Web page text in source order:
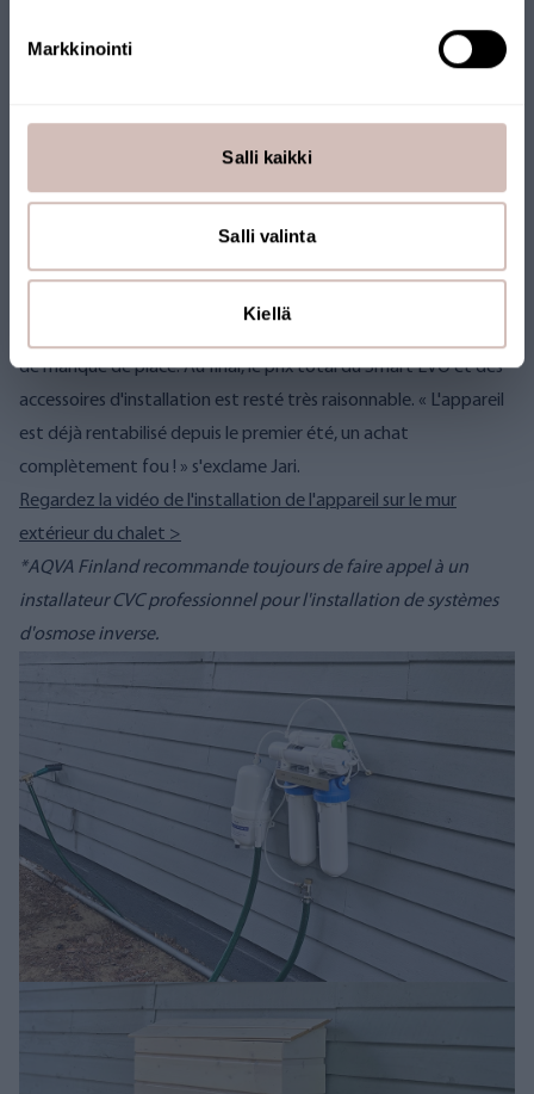
Markkinointi
Salli kaikki
Salli valinta
Kiellä
étanche et avoir une structure adaptée. Nous avons construit
l'abri nous-mêmes en une heure environ avec des matériaux
Comme il était impossible d'installer le système d'osmose
inverse dans le meuble sous-évier, Jari a dû acheter quelques
accessoires supplémentaires, notamment le système Smart
EVO. Conçu pour être installé dans le meuble sous-évier, le
de manque de place. Au final, le prix total du Smart EVO et des
accessoires d'installation est resté très raisonnable. « L'appareil
est déjà rentabilisé depuis le premier été, un achat
complètement fou ! » s'exclame Jari.
Regardez la vidéo de l'installation de l'appareil sur le mur
extérieur du chalet >
*AQVA Finland recommande toujours de faire appel à un
installateur CVC professionnel pour l'installation de systèmes
d'osmose inverse.